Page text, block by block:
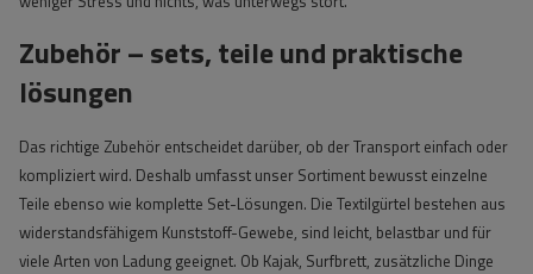
Zubehör – sets, teile und praktische
lösungen
Das richtige Zubehör entscheidet darüber, ob der Transport einfach oder
kompliziert wird. Deshalb umfasst unser Sortiment bewusst einzelne
Teile ebenso wie komplette Set-Lösungen. Die Textilgürtel bestehen aus
widerstandsfähigem Kunststoff-Gewebe, sind leicht, belastbar und für
viele Arten von Ladung geeignet. Ob Kajak, Surfbrett, zusätzliche Dinge